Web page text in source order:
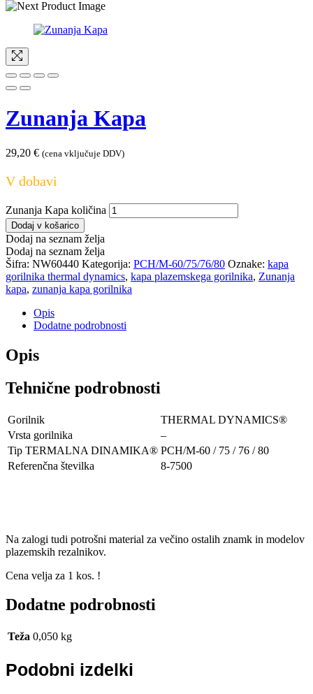
Zunanja Kapa
29,20 € (cena vključuje DDV)
V dobavi
Zunanja Kapa količina
Dodaj v košarico
Dodaj na seznam želja
Dodaj na seznam želja
Šifra: NW60440 Kategorija: PCH/M-60/75/76/80 Oznake: kapa
gorilnika thermal dynamics, kapa plazemskega gorilnika, Zunanja
kapa, zunanja kapa gorilnika
Opis
Dodatne podrobnosti
Opis
Tehnične podrobnosti
Gorilnik
THERMAL DYNAMICS®
Vrsta gorilnika
–
Tip TERMALNA DINAMIKA® PCH/M-60 / 75 / 76 / 80
Referenčna številka
8-7500
Na zalogi tudi potrošni material za večino ostalih znamk in modelov
plazemskih rezalnikov.
Cena velja za 1 kos. !
Dodatne podrobnosti
Teža 0,050 kg
Podobni izdelki